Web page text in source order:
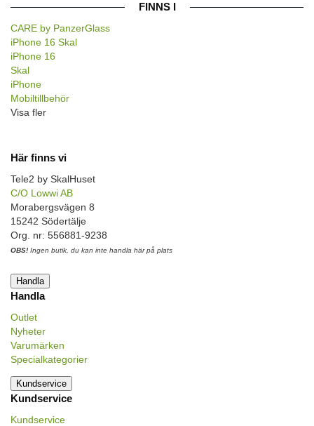
FINNS I
CARE by PanzerGlass
iPhone 16 Skal
iPhone 16
Skal
iPhone
Mobiltillbehör
Visa fler
Här finns vi
Tele2 by SkalHuset
C/O Lowwi AB
Morabergsvägen 8
15242 Södertälje
Org. nr: 556881-9238
OBS! Ingen butik, du kan inte handla här på plats
Handla
Handla
Outlet
Nyheter
Varumärken
Specialkategorier
Kundservice
Kundservice
Kundservice